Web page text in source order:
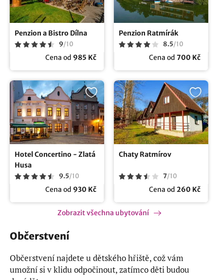
Penzion a Bistro Dílna
9/10
Cena od 985 Kč
Penzion Ratmírák
8.5/10
Cena od 700 Kč
Hotel Concertino - Zlatá
Husa
9.5/10
Cena od 930 Kč
Chaty Ratmírov
7/10
Cena od 260 Kč
Zobrazit všechna ubytování
Občerstvení
Občerstvení najdete u dětského hřiště, což vám
umožní si v klidu odpočinout, zatímco děti budou